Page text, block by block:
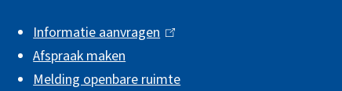
Informatie aanvragen(
i
Afspraak maken
Melding openbare ruimte